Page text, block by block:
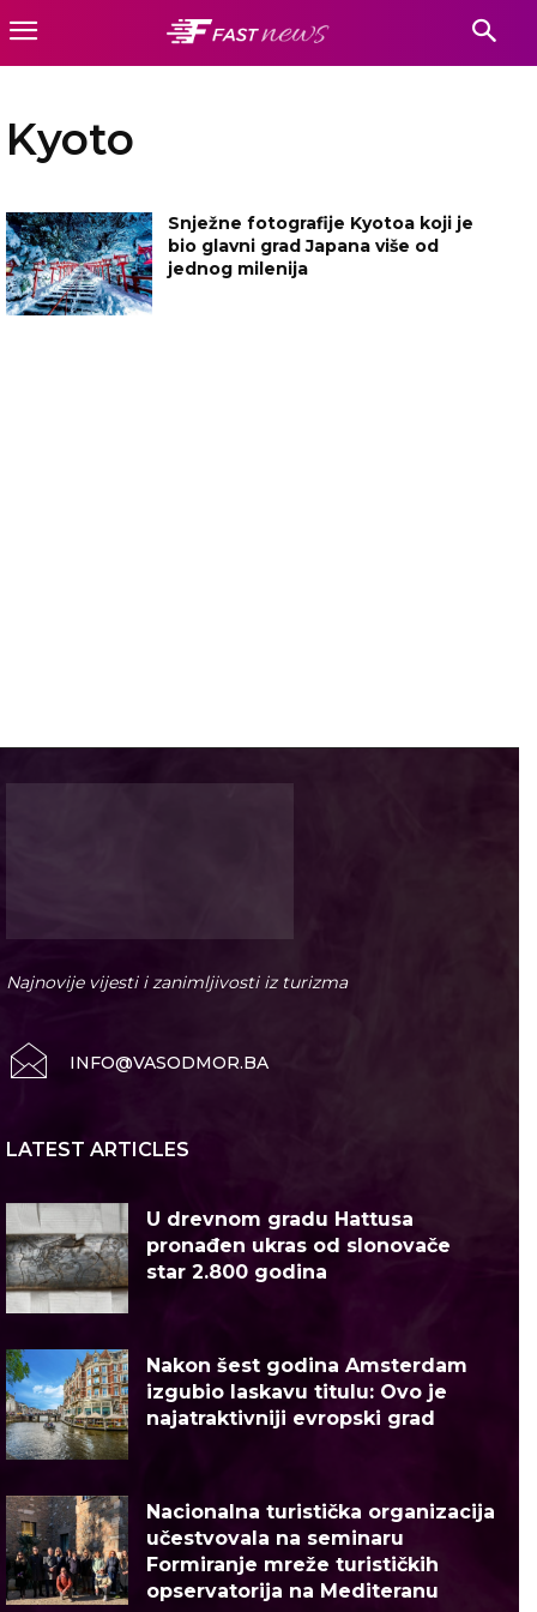
Kyoto
Snježne fotografije Kyotoa koji je
bio glavni grad Japana više od
jednog milenija
Najnovije vijesti i zanimljivosti iz turizma
INFO@VASODMOR.BA
LATEST ARTICLES
U drevnom gradu Hattusa
pronađen ukras od slonovače
star 2.800 godina
Nakon šest godina Amsterdam
izgubio laskavu titulu: Ovo je
najatraktivniji evropski grad
Nacionalna turistička organizacija
učestvovala na seminaru
Formiranje mreže turističkih
opservatorija na Mediteranu